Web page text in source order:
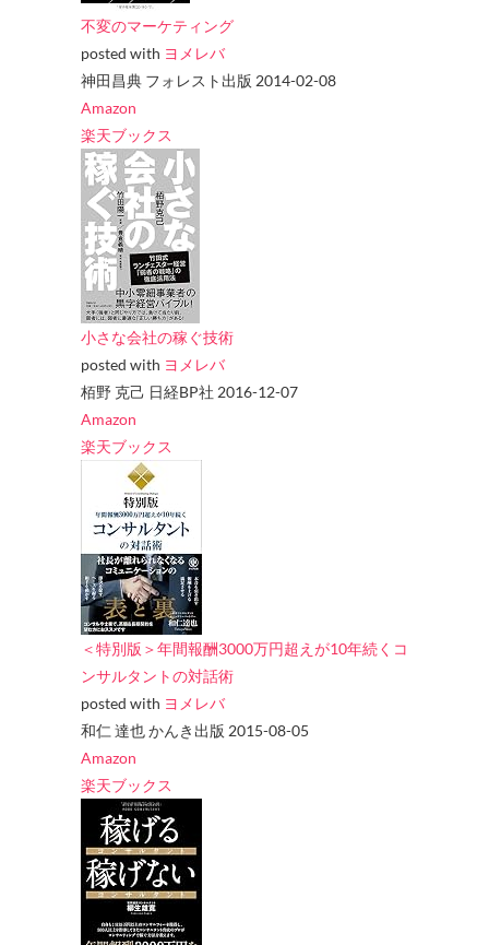
不変のマーケティング
posted with ヨメレバ
神田昌典 フォレスト出版 2014-02-08
Amazon
楽天ブックス
小さな会社の稼ぐ技術
posted with ヨメレバ
栢野 克己 日経BP社 2016-12-07
Amazon
楽天ブックス
＜特別版＞年間報酬3000万円超えが10年続くコ
ンサルタントの対話術
posted with ヨメレバ
和仁 達也 かんき出版 2015-08-05
Amazon
楽天ブックス